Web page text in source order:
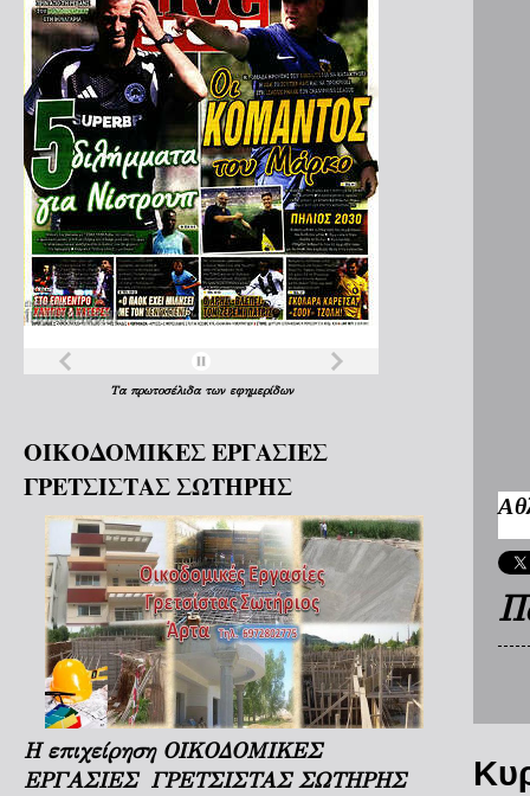
Τα πρωτοσέλιδα των εφημερίδων
ΟΙΚΟΔΟΜΙΚΕΣ ΕΡΓΑΣΙΕΣ
ΓΡΕΤΣΙΣΤΑΣ ΣΩΤΗΡΗΣ
Η επιχείρηση ΟΙΚΟΔΟΜΙΚΕΣ
ΕΡΓΑΣΙΕΣ ΓΡΕΤΣΙΣΤΑΣ ΣΩΤΗΡΗΣ